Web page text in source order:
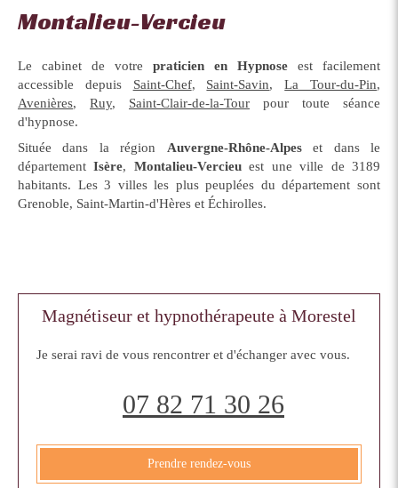
Montalieu-Vercieu
Le cabinet de votre praticien en Hypnose est facilement
accessible depuis Saint-Chef, Saint-Savin,La Tour-du-Pin,
Avenières, Ruy, Saint-Clair-de-la-Tour pour toute séance
d'hypnose.
Située dans la région Auvergne-Rhône-Alpeset dans le
départementIsère, Montalieu-Vercieuest une ville de 3189
habitants. Les 3 villes les plus peuplées du département sont
Grenoble, Saint-Martin-d'Hères et Échirolles.
Magnétiseur et hypnothérapeute à Morestel
Je serai ravi de vous rencontrer et d'échanger avec vous.
07 82 71 30 26
Prendre rendez-vous